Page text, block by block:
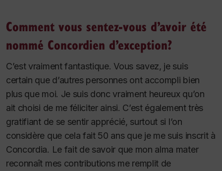
Comment vous sentez-vous d’avoir été
nommé Concordien d’exception?
C’est vraiment fantastique. Vous savez, je suis
certain que d’autres personnes ont accompli bien
plus que moi. Je suis donc vraiment heureux qu’on
ait choisi de me féliciter ainsi. C’est également très
gratifiant de se sentir apprécié, surtout si l’on
considère que cela fait 50 ans que je me suis inscrit à
Concordia. Le fait de savoir que mon alma mater
reconnaît mes contributions me remplit de